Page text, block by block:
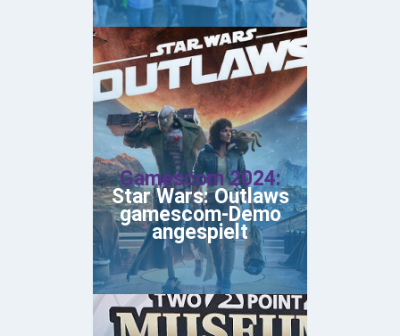
Gamescom 2024:
Star Wars: Outlaws
gamescom-Demo
angespielt